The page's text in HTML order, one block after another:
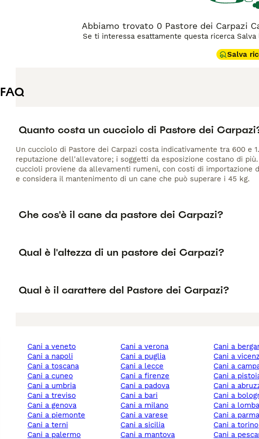
Abbiamo trovato 0 Pastore dei Carpazi
Se ti interessa esattamente questa ricerca
Salva
FAQ
Quanto costa un cucciolo di Pastore dei
Un cucciolo di Pastore dei Carpazi costa indicativamente tra 600 e
reputazione dell'allevatore; i soggetti da esposizione costano di
cuccioli proviene da allevamenti rumeni, con costi di importazione
e considera il mantenimento di un cane che può superare i 45 kg.
Che cos'è il cane da pastore dei Carpazi?
Qual è l'altezza di un pastore dei Carpazi?
Qual è il carattere del Pastore dei Carpazi?
cani a veneto
cani a napoli
cani a toscana
cani a cuneo
cani a umbria
cani a treviso
cani a genova
cani a piemonte
cani a terni
cani a palermo
cani a verona
cani a puglia
cani a lecce
cani a firenze
cani a padova
cani a bari
cani a milano
cani a varese
cani a sicilia
cani a mantova
cani a
cani a
cani a
cani a
cani a
cani a
cani a
cani a parma
cani a torino
cani a